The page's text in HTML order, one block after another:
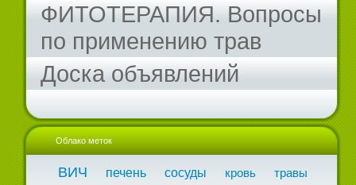
ФИТОТЕРАПИЯ. Вопросы
по применению трав
Доска объявлений
Облако меток
ВИЧ печень сосуды кровь
травы